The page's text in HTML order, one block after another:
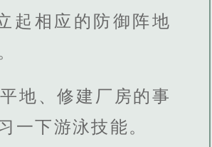
起相应的防御阵地
地、修建厂房的事
一下游泳技能。